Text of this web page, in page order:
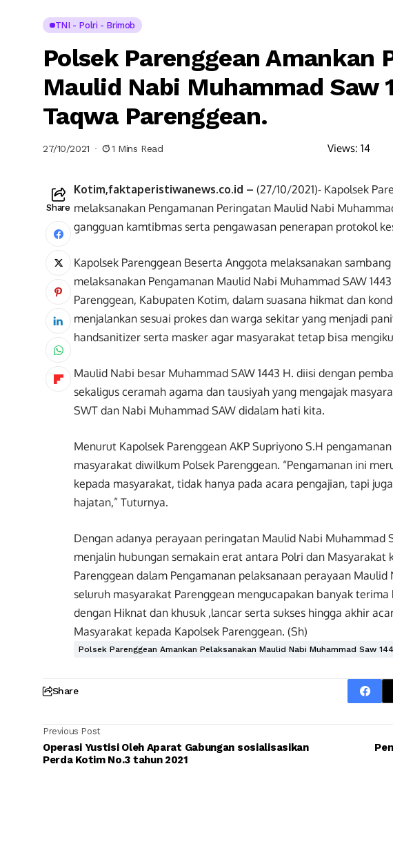
TNI - Polri - Brimob
Polsek Parenggean Amankan
Maulid Nabi Muhammad Saw
Taqwa Parenggean.
27/10/2021 1 Mins Read Views: 14
Share
Kotim,faktaperistiwanews.co.id – (27/10/2021)- Kapolsek
melaksanakan Pengamanan Peringatan Maulid Nabi
gangguan kamtibmas serta pengawasan penerapan protokol
Kapolsek Parenggean Beserta Anggota melaksanakan
melaksanakan Pengamanan Maulid Nabi Muhammad SAW
Parenggean, Kabupaten Kotim, dalam suasana hikmat dan
menjalankan sesuai prokes dan warga sekitar yang menjadi
handsanitizer serta masker agar masyarakat tetap bisa
Maulid Nabi besar Muhammad SAW 1443 H. diisi dengan
sekaligus ceramah agama dan tausiyah yang mengajak
SWT dan Nabi Muhammad SAW didalam hati kita.
Menurut Kapolsek Parenggean AKP Supriyono S.H
masyarakat diwilkum Polsek Parenggean. “Pengamanan ini
kepada masyarakat, tidak hanya pada acara pengajian, tapi
hajatan,” Tuturnya.
Dengan adanya perayaan peringatan Maulid Nabi Muhammad
menjalin hubungan semakain erat antara Polri dan Masyarakat
Parenggean dalam Pengamanan pelaksanaan perayaan
seluruh masyarakat Parenggean mengucapakan banyak
dengan Hiknat dan khusuk ,lancar serta sukses hingga akhir
Masyarakat kepada Kapolsek Parenggean. (Sh)
Polsek Parenggean Amankan Pelaksanakan Maulid Nabi Muhammad Saw
Share
Previous Post
Operasi Yustisi Oleh Aparat Gabungan sosialisasikan
Perda Kotim No.3 tahun 2021